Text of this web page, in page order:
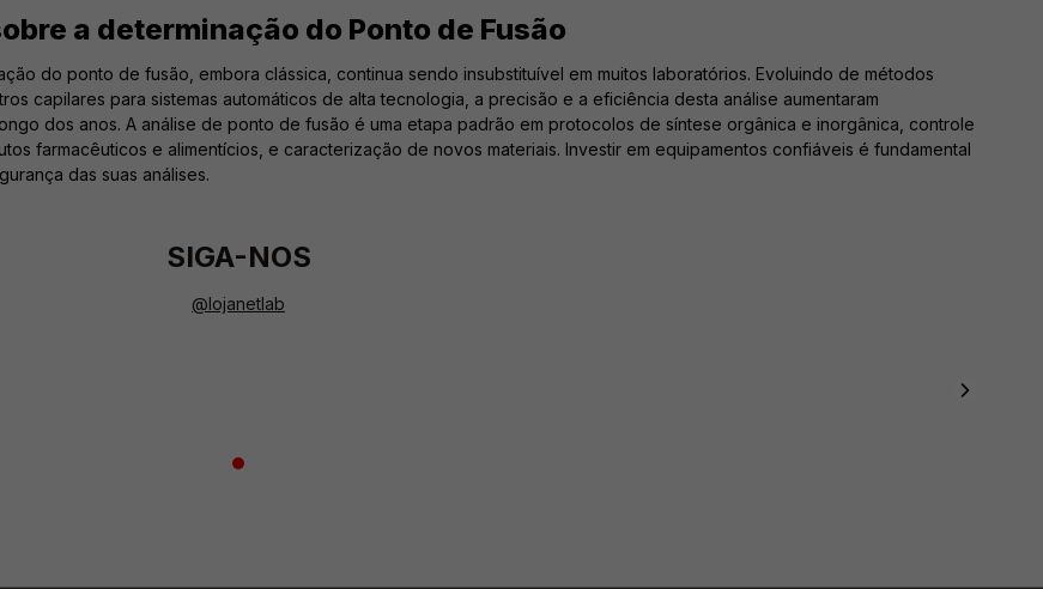
a determinação do Ponto de Fusão
do ponto de fusão, embora clássica, continua sendo insubstituível em muitos laboratórios. Evoluindo de métodos
capilares para sistemas automáticos de alta tecnologia, a precisão e a eficiência desta análise aumentaram
dos anos. A análise de ponto de fusão é uma etapa padrão em protocolos de síntese orgânica e inorgânica, controle
farmacêuticos e alimentícios, e caracterização de novos materiais. Investir em equipamentos confiáveis é fundamental
das suas análises.
SIGA-NOS
@lojanetlab